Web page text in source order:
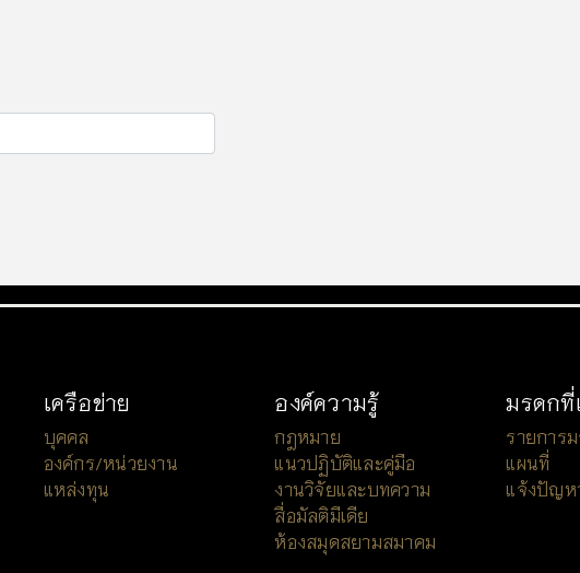
เครือข่าย
บุคคล
องค์กร/หน่วยงาน
แหล่งทุน
องค์ความรู้
กฎหมาย
แนวปฏิบัติและคู่มือ
งานวิจัยและบทความ
สื่อมัลติมีเดีย
ห้องสมุดสยามสมาคม
มรดกที่
รายการ
แผนที่
แจ้งปัญห